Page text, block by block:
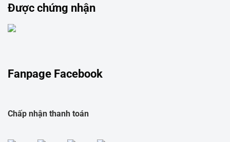
Được chứng nhận
Fanpage Facebook
Chấp nhận thanh toán